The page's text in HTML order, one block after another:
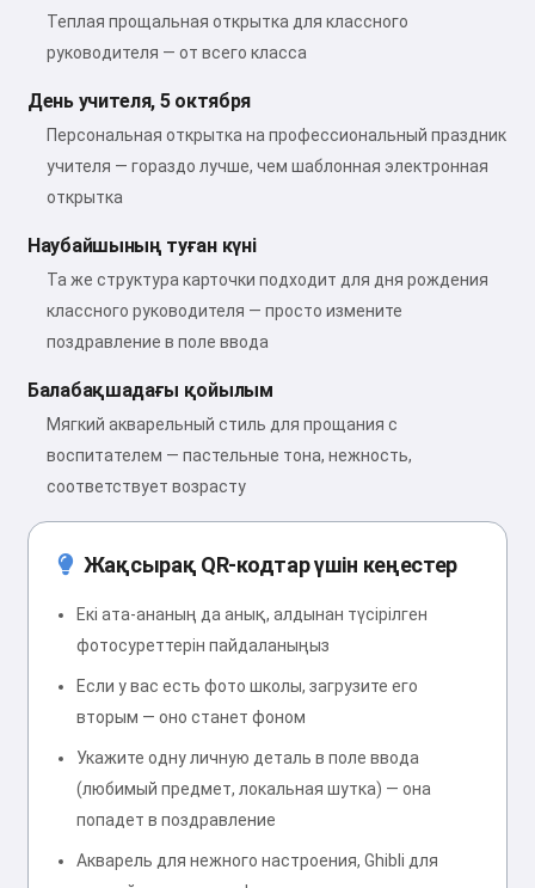
Теплая прощальная открытка для классного
руководителя — от всего класса
День учителя, 5 октября
Персональная открытка на профессиональный праздник
учителя — гораздо лучше, чем шаблонная электронная
открытка
Наубайшының туған күні
Та же структура карточки подходит для дня рождения
классного руководителя — просто измените
поздравление в поле ввода
Балабақшадағы қойылым
Мягкий акварельный стиль для прощания с
воспитателем — пастельные тона, нежность,
соответствует возрасту
Жақсырақ QR-кодтар үшін кеңестер
Екі ата-ананың да анық, алдынан түсірілген
фотосуреттерін пайдаланыңыз
Если у вас есть фото школы, загрузите его
вторым — оно станет фоном
Укажите одну личную деталь в поле ввода
(любимый предмет, локальная шутка) — она
попадет в поздравление
Акварель для нежного настроения, Ghibli для